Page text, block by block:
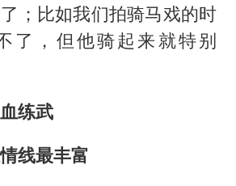
；比如我们拍骑马戏的时
了，但他骑起来就特别
练武
线最丰富